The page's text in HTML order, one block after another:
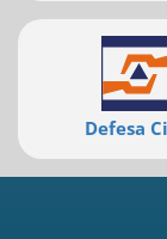
Defesa